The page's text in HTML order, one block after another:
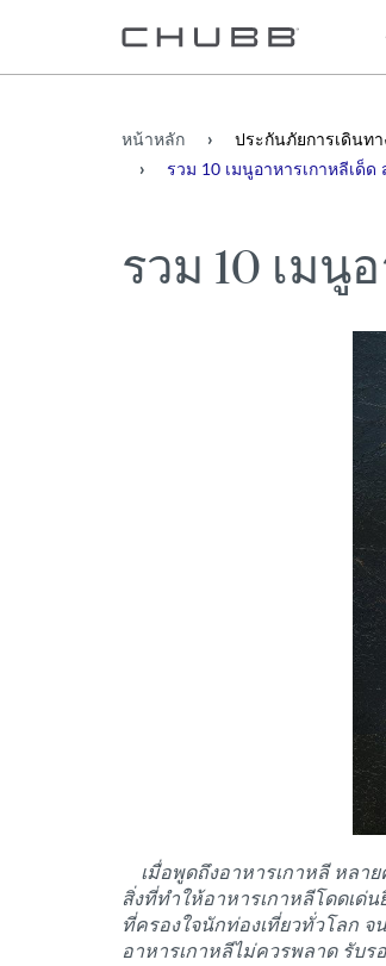
หน้าหลัก ประกันภัยการเดินท
รวม 10 เมนูอาหารเกาหลีเด็
รวม 10 เมนู
เมื่อพูดถึงอาหารเกาหลี หลา
สิ่งที่ทำให้อาหารเกาหลีโดดเด่
ที่ครองใจนักท่องเที่ยวทั่วโลก
อาหารเกาหลีไม่ควรพลาด รับร